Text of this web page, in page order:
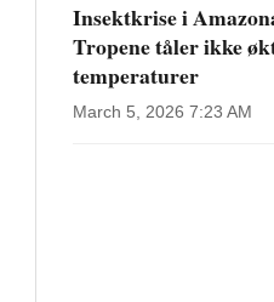
Insektkrise i
Tropene tåler ikke
temperaturer
March 5, 2026 7:23 AM